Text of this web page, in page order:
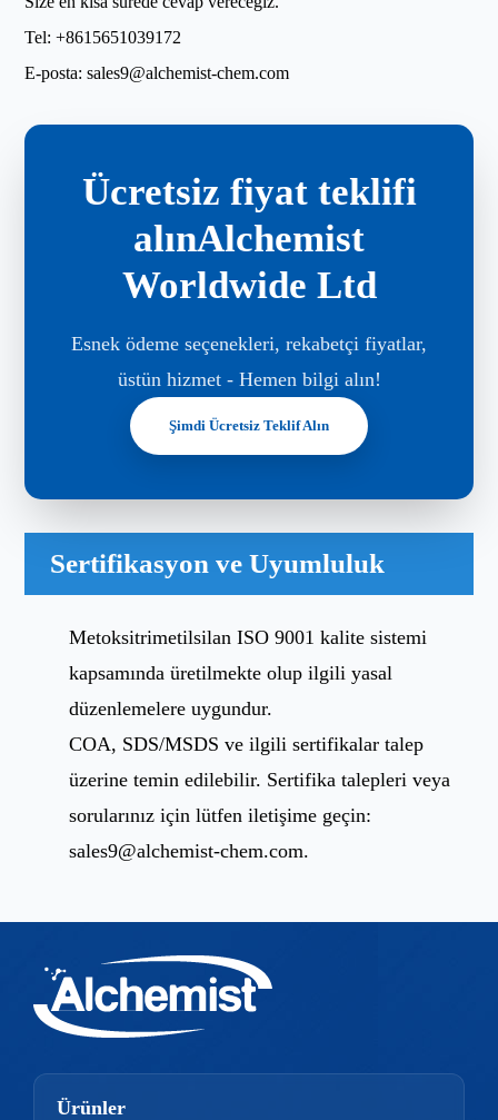
Tel:+8615651039172
E-posta:sales9@alchemist-chem.com
Ücretsiz fiyat teklifi
alınAlchemist
Worldwide Ltd
Esnek ödeme seçenekleri, rekabetçi fiyatlar,
üstün hizmet - Hemen bilgi alın!
Şimdi Ücretsiz Teklif Alın
Sertifikasyon ve Uyumluluk
Metoksitrimetilsilan ISO 9001 kalite sistemi
kapsamında üretilmekte olup ilgili yasal
düzenlemelere uygundur.
COA, SDS/MSDS ve ilgili sertifikalar talep
üzerine temin edilebilir. Sertifika talepleri veya
sorularınız için lütfen iletişime geçin:
sales9@alchemist-chem.com.
Ürünler